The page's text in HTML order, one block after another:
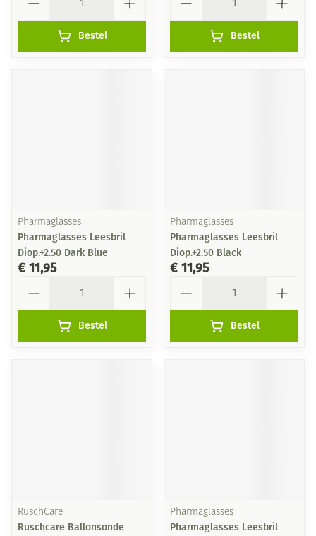
Bestel Bestel
Pharmaglasses
Pharmaglasses Leesbril
Diop.+2.50 Dark Blue
€ 11,95
Bestel
Pharmaglasses
Pharmaglasses Leesbril
Diop.+2.50 Black
€ 11,95
Bestel
RuschCare
Ruschcare Ballonsonde
Pharmaglasses
Pharmaglasses Leesbril